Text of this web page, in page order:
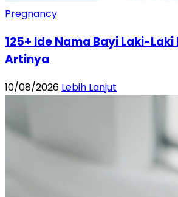
Pregnancy
125+ Ide Nama Bayi Laki-Laki
Artinya
10/08/2026 Lebih Lanjut